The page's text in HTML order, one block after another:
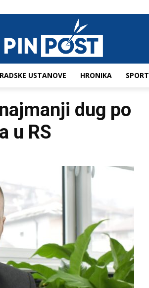
USTANOVE HRONIKA SPORT
dug po
u RS